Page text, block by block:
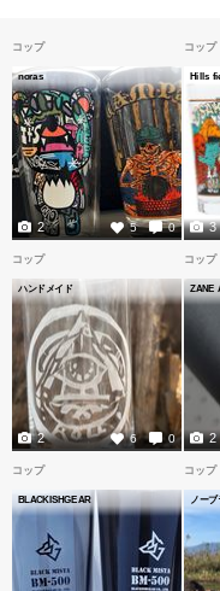
コップ
noras
5 0
2
コップ
Hills
3
コップ
ハンドメイド
6 0
2
コップ
ZANE
2
コップ
BLACKISHGEAR
コップ
ノーブ